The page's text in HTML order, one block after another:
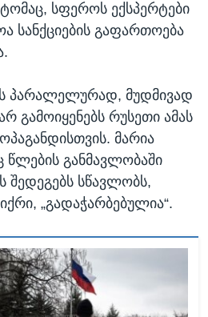
სფეროს ექსპერტები
სანქციების გაფართოება
პარალელურად, მუდმივად
გამოიყენებს რუსეთი ამას
მარია
წლების განმავლობაში
შედეგებს სწავლობს,
„გადაჭარბებულია“.